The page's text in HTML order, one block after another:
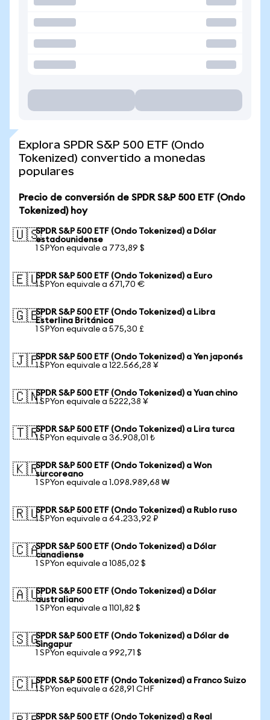
Explora SPDR S&P 500 ETF (Ondo
Tokenized) convertido a monedas
populares
Precio de conversión de SPDR S&P 500 ETF (Ondo
Tokenized) hoy
🇺🇸SPDR S&P 500 ETF (Ondo Tokenized) a Dólar
estadounidense
1 SPYon equivale a 773,89 $
🇪🇺SPDR S&P 500 ETF (Ondo Tokenized) a Euro
1 SPYon equivale a 671,70 €
🇬🇧SPDR S&P 500 ETF (Ondo Tokenized) a Libra
Esterlina Británica
1 SPYon equivale a 575,30 £
🇯🇵SPDR S&P 500 ETF (Ondo Tokenized) a Yen japonés
1 SPYon equivale a 122.566,28 ¥
🇨🇳SPDR S&P 500 ETF (Ondo Tokenized) a Yuan chino
1 SPYon equivale a 5222,38 ¥
🇹🇷SPDR S&P 500 ETF (Ondo Tokenized) a Lira turca
1 SPYon equivale a 36.908,01 ₺
🇰🇷SPDR S&P 500 ETF (Ondo Tokenized) a Won
surcoreano
1 SPYon equivale a 1.098.989,68 ₩
🇷🇺SPDR S&P 500 ETF (Ondo Tokenized) a Rublo ruso
1 SPYon equivale a 64.233,92 ₽
🇨🇦SPDR S&P 500 ETF (Ondo Tokenized) a Dólar
canadiense
1 SPYon equivale a 1085,02 $
🇦🇺SPDR S&P 500 ETF (Ondo Tokenized) a Dólar
australiano
1 SPYon equivale a 1101,82 $
🇸🇬SPDR S&P 500 ETF (Ondo Tokenized) a Dólar de
Singapur
1 SPYon equivale a 992,71 $
🇨🇭SPDR S&P 500 ETF (Ondo Tokenized) a Franco Suizo
1 SPYon equivale a 628,91 CHF
SPDR S&P 500 ETF (Ondo Tokenized) a Real